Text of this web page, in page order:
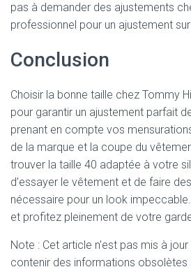
pas à demander des ajustements
professionnel pour un ajustement
Conclusion
Choisir la bonne taille chez Tommy
pour garantir un ajustement parfait
prenant en compte vos
de la marque et la coupe du
trouver la taille 40 adaptée à votre
d’essayer le vêtement et de faire
nécessaire pour un look
et profitez pleinement de votre
Note : Cet article n'est pas mis à
contenir des informations obsolètes